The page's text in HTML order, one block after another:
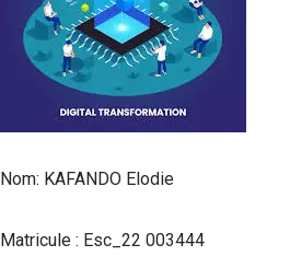
Nom: KAFANDO Elodie
Matricule : Esc_22 003444